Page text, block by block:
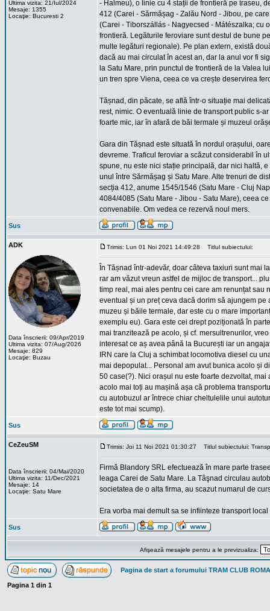
Ultima vizita: 21/Iul/2024
Mesaje: 1355
Locaţie: Bucuresti 2
- Halmeu), o linie cu 4 stații de frontieră pe traseu,
412 (Carei - Sărmășag - Zalău Nord - Jibou, pe
(Carei - Tiborszállás - Nagyecsed - Mátészalka; cu
frontieră. Legăturile feroviare sunt destul de bune
multe legături regionale). Pe plan extern, există
dacă au mai circulat în acest an, dar la anul vor fi
la Satu Mare, prin punctul de frontieră de la Valea
un tren spre Viena, ceea ce va crește deservirea
Tășnad, din păcate, se află într-o situație mai
rest, nimic. O eventuală linie de transport public s-
foarte mic, iar în afară de băi termale și muzeul
Gara din Tășnad este situată în nordul orașului,
devreme. Traficul feroviar a scăzut considerabil în
spune, nu este nici stație principală, dar nici haltă,
unul între Sărmășag și Satu Mare. Alte trenuri de
secția 412, anume 1545/1546 (Satu Mare - Cluj
4084/4085 (Satu Mare - Jibou - Satu Mare), ceea
convenabile. Om vedea ce rezervă noul mers.
Sus
ADK
Data înscrierii: 09/Apr/2019
Ultima vizita: 07/Aug/2026
Mesaje: 829
Locaţie: Buzau
Trimis: Lun 01 Noi 2021 14:49:28 Titlul subiectului:
În Tășnad într-adevăr, doar câteva taxiuri sunt mai
rar am văzut vreun astfel de mijloc de transport...
timp real, mai ales pentru cei care am renunțat sau
eventual și un preț ceva dacă dorim să ajungem
muzeu și băile termale, dar este cu o mare
exemplu eu). Gara este cei drept poziționată în
mai tranzitează pe acolo, și cf. mersultrenurilor,
interesat ce aș avea până la București iar un
IRN care la Cluj a schimbat locomotiva diesel cu
mai depopulat... Personal am avut bunica acolo și
50 case(?). Nici orașul nu este foarte dezvoltat,
acolo mai toți au mașină așa că problema
cu autobuzul ar întrece chiar cheltulelile unui
este tot mai scump).
Sus
CeZeuSM
Data înscrierii: 04/Mai/2020
Ultima vizita: 11/Dec/2021
Mesaje: 14
Locaţie: Satu Mare
Trimis: Joi 11 Noi 2021 01:30:27 Titlul subiectului:
Firmă Blandory SRL efectuează în mare parte
leaga Carei de Satu Mare. La Tâşnad circulau
societatea de o alta firma, au scazut numarul de
Era vorba mai demult sa se infiinteze transport
Sus
Afişează mesajele pentru a le previzualiza:
Pagina de start a forumului TRAM CLUB
Pagina 1 din 1